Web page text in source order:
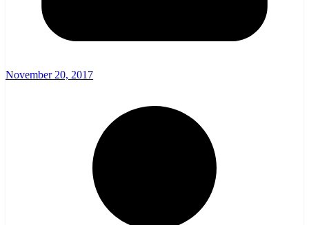
November 20, 2017